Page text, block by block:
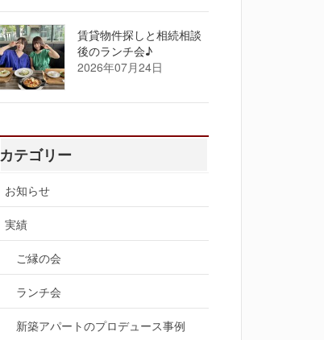
賃貸物件探しと相続相談
後のランチ会♪
2026年07月24日
カテゴリー
お知らせ
実績
ご縁の会
ランチ会
新築アパートのプロデュース事例